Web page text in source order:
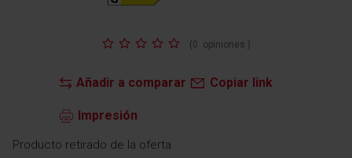
Añadir a comparar Copiar link
Impresión
Producto retirado de la oferta
Valoración: (0 opiniones )